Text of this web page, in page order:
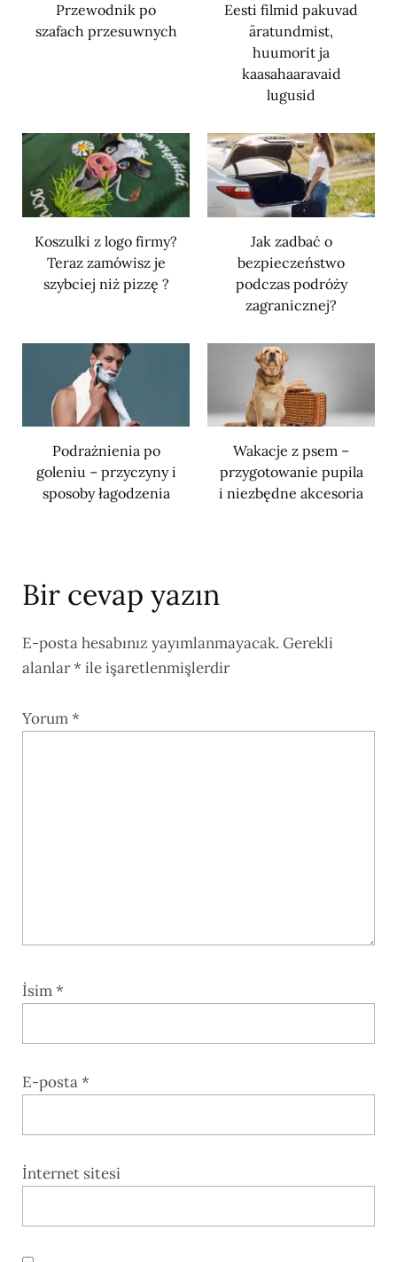
Przewodnik po
szafach przesuwnych
Eesti filmid pakuvad
äratundmist,
huumorit ja
kaasahaaravaid
lugusid
Koszulki z logo firmy?
Teraz zamówisz je
szybciej niż pizzę ?
Jak zadbać o
bezpieczeństwo
podczas podróży
zagranicznej?
Podrażnienia po
goleniu – przyczyny i
sposoby łagodzenia
Wakacje z psem –
przygotowanie pupila
i niezbędne akcesoria
Bir cevap yazın
E-posta hesabınız yayımlanmayacak. Gerekli
alanlar* ile işaretlenmişlerdir
Yorum*
İsim*
E-posta*
İnternet sitesi